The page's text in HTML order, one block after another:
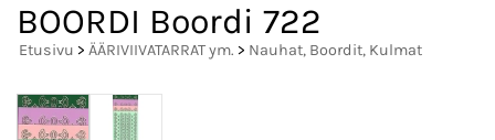
BOORDI Boordi 722
Etusivu > ÄÄRIVIIVATARRAT ym. > Nauhat, Boordit, Kulmat